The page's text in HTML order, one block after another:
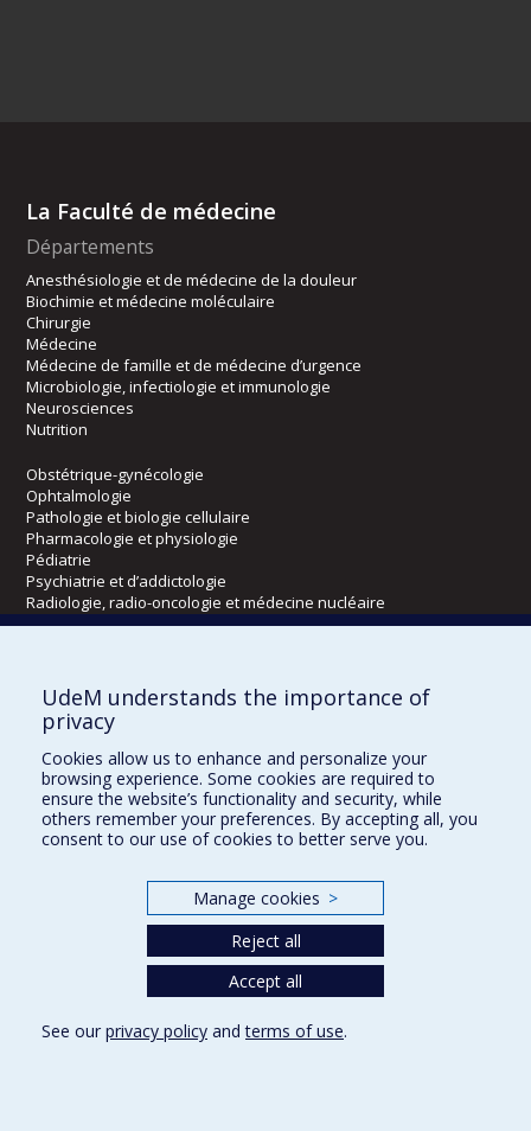
La Faculté de médecine
Départements
Anesthésiologie et de médecine de la douleur
Biochimie et médecine moléculaire
Chirurgie
Médecine
Médecine de famille et de médecine d’urgence
Microbiologie, infectiologie et immunologie
Neurosciences
Nutrition
Obstétrique-gynécologie
Ophtalmologie
Pathologie et biologie cellulaire
Pharmacologie et physiologie
Pédiatrie
Psychiatrie et d’addictologie
Radiologie, radio-oncologie et médecine nucléaire
Écoles
Kinésiologie et des sciences de l’activité physique
Orthophonie et audiologie
Réadaptation
Directions
DPC
UdeM understands the importance of
privacy
Cookies allow us to enhance and personalize your
browsing experience. Some cookies are required to
ensure the website’s functionality and security, while
others remember your preferences. By accepting all, you
consent to our use of cookies to better serve you.
Manage cookies >
Reject all
Accept all
See our privacy policy andterms of use.